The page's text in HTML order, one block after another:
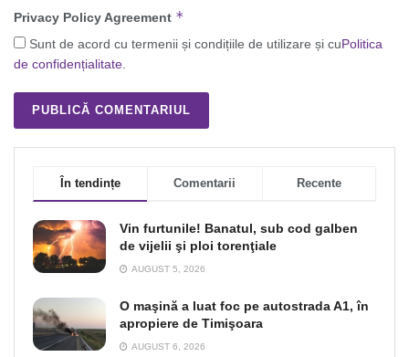
Privacy Policy Agreement *
Sunt de acord cu termenii și condițiile de utilizare și cuPolitica
de confidențialitate.
În tendințe Comentarii Recente
Vin furtunile! Banatul, sub cod galben
de vijelii şi ploi torenţiale
AUGUST 5, 2026
O maşină a luat foc pe autostrada A1, în
apropiere de Timişoara
AUGUST 6, 2026